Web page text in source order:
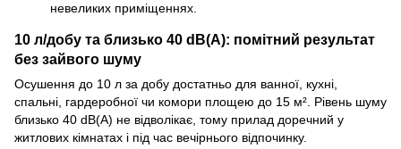
невеликих приміщеннях.
10 л/добу та близько 40 dB(A): помітний результат
без зайвого шуму
Осушення до 10 л за добу достатньо для ванної, кухні,
спальні, гардеробної чи комори площею до 15 м². Рівень шуму
близько 40 dB(A) не відволікає, тому прилад доречний у
житлових кімнатах і під час вечірнього відпочинку.